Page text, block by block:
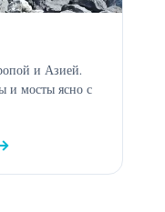
и Азией.
и мосты ясно с